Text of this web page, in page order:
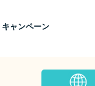
キャンペーン